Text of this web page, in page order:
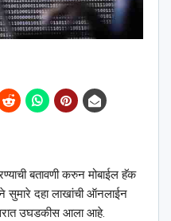
बतावणी करुन मोबाईल हॅक
सुमारे दहा लाखांची ऑनलाईन
उघडकीस आला आहे.